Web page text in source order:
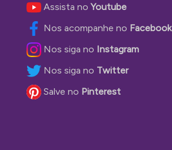
Assista noYoutube
Nos acompanhe no Facebook
Nos siga no Instagram
Nos siga no Twitter
Salve no Pinterest